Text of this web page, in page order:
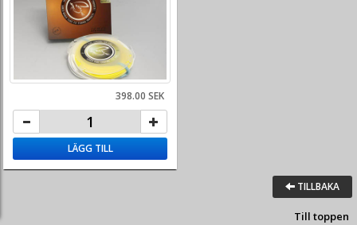
398.00 SEK
LÄGG TILL
TILLBAKA
Till toppen